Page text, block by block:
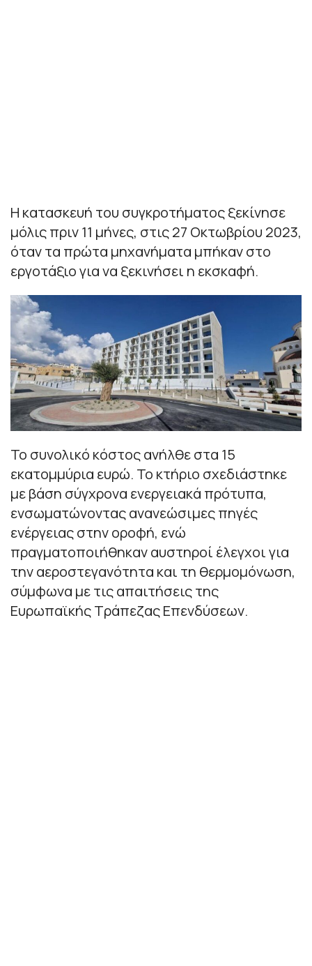
Η κατασκευή του συγκροτήματος ξεκίνησε
μόλις πριν 11 μήνες, στις 27 Οκτωβρίου 2023,
όταν τα πρώτα μηχανήματα μπήκαν στο
εργοτάξιο για να ξεκινήσει η εκσκαφή.
Το συνολικό κόστος ανήλθε στα 15
εκατομμύρια ευρώ. Το κτήριο σχεδιάστηκε
με βάση σύγχρονα ενεργειακά πρότυπα,
ενσωματώνοντας ανανεώσιμες πηγές
ενέργειας στην οροφή, ενώ
πραγματοποιήθηκαν αυστηροί έλεγχοι για
την αεροστεγανότητα και τη θερμομόνωση,
σύμφωνα με τις απαιτήσεις της
Ευρωπαϊκής Τράπεζας Επενδύσεων.